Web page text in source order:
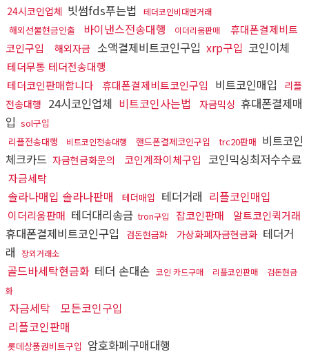
24시코인업체 빗썸fds푸는법 테더코인비대면거래
해외선물현금인출 바이낸스전송대행 이더리움판매
휴대폰결제비트
코인구입
해외자금 소액결제비트코인구입 xrp구입 코인이체
테더무통 테더전송대행
테더코인판매합니다 휴대폰결제비트코인구입 비트코인매입
리플
전송대행 24시코인업체 비트코인사는법 자금믹싱 휴대폰결제매
입 sol구입
리플전송대행
비트코인전송대행 핸드폰결제코인구입 trc20판매 비트코인
체크카드 자금현금화문의 코인계좌이체구입 코인믹싱최저수수료
자금세탁
솔라나매입 솔라나판매 테더매입 테더거래 리플코인매입
이더리움판매 테더대리송금 tron구입 잡코인판매 알트코인퀵거래
휴대폰결제비트코인구입 검돈현금화 가상화폐자금현금화 테더거
래 장외거래소
골드바세탁현금화 테더 손대손 코인 카드구매 리플코인판매
검돈현금
화
자금세탁
모든코인구입
리플코인판매
롯데상품권비트구입 암호화폐구매대행